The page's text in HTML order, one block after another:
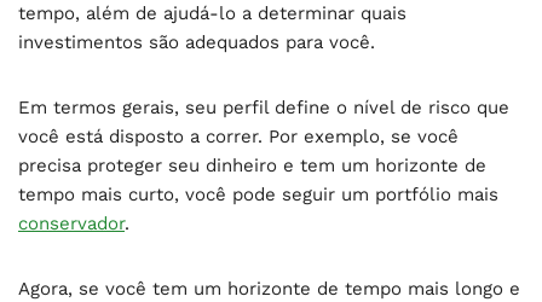
tempo, além de ajudá-lo a determinar quais
investimentos são adequados para você.
Em termos gerais, seu perfil define o nível de risco que
você está disposto a correr. Por exemplo, se você
precisa proteger seu dinheiro e tem um horizonte de
tempo mais curto, você pode seguir um portfólio mais
conservador.
Agora, se você tem um horizonte de tempo mais longo e